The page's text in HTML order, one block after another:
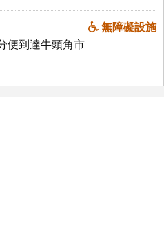
無障礙設施
便到達牛頭角市